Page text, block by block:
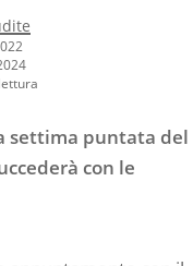
settima puntata del
con le